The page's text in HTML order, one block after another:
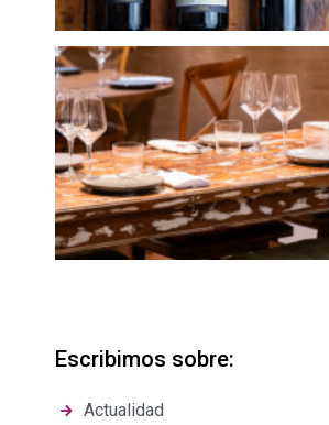
Escribimos sobre:
Actualidad